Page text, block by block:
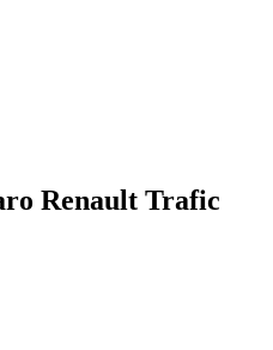
Renault Trafic